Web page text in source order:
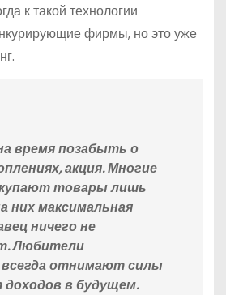
к такой технологии
фирмы, но это уже
время позабыть о
акция. Многие
товары лишь
них максимальная
ничего не
Любители
отнимают силы
доходов в будущем.